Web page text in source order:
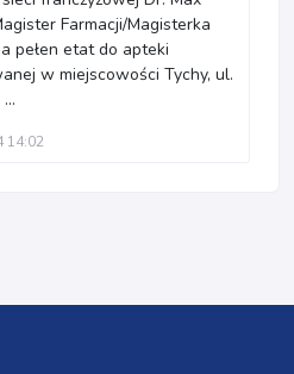
Farmacji/Magisterka
pełen etat do apteki
w miejscowości Tychy, ul.
14:02